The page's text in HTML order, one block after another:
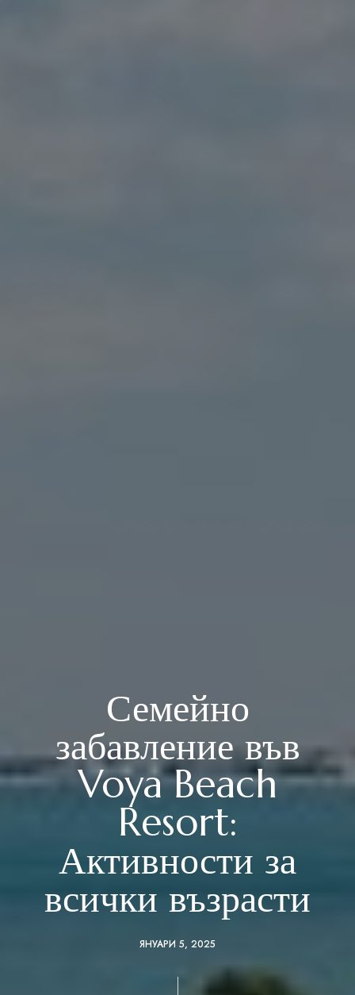
Семейно
забавление във
Voya Beach
Resort:
Активности за
всички възрасти
ЯНУАРИ 5, 2025